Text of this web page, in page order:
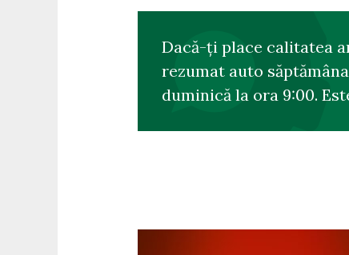
Dacă-ți place calitatea
rezumat auto
duminică la ora 9:00.